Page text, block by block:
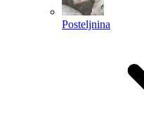
Posteljnina